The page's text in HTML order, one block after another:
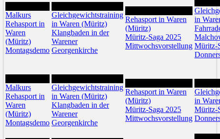
Malkurs
Rehasport in
Waren
(Müritz)
Montagsdemo
Gleichgewichtstraining
in Waren (Müritz)
Klangbaden in der
Warener
Georgenkirche
Rehasport in Waren
(Müritz)
Müritz-Saga 2025
Mittwochsvorstellung
in
Müritz-
Malkurs
Rehasport in
Waren
(Müritz)
Montagsdemo
Gleichgewichtstraining
in Waren (Müritz)
Klangbaden in der
Warener
Georgenkirche
Rehasport in Waren
(Müritz)
Müritz-Saga 2025
Mittwochsvorstellung
in
Müritz-